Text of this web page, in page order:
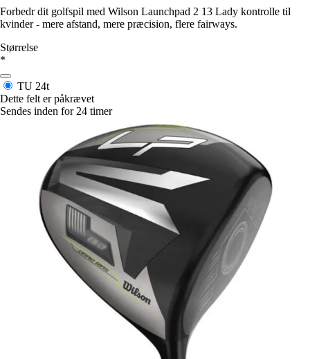
Forbedr dit golfspil med Wilson Launchpad 2 13 Lady kontrolle til
kvinder - mere afstand, mere præcision, flere fairways.
Størrelse
*
TU 24t
Dette felt er påkrævet
Sendes inden for 24 timer